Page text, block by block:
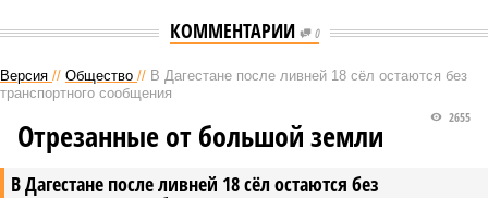
КОММЕНТАРИИ 0
Версия // Общество // В Дагестане после ливней 18 сёл остаются без
транспортного сообщения
В Дагестане после ливней 18 сёл остаются без
2655
Отрезанные от большой земли